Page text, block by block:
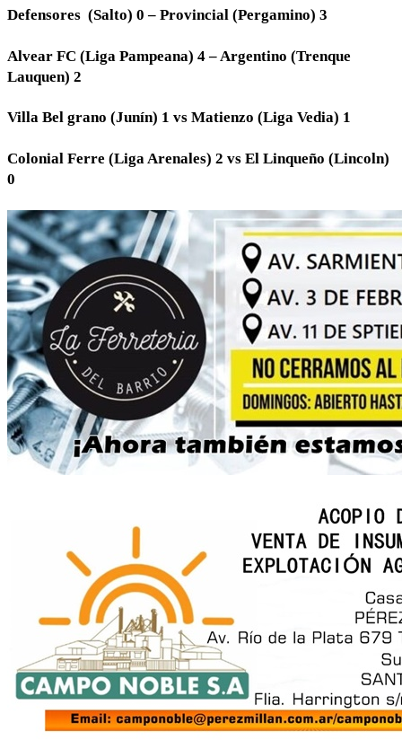
Defensores (Salto) 0 – Provincial (Pergamino) 3
Alvear FC (Liga Pampeana) 4 – Argentino (Trenque
Lauquen) 2
Villa Bel grano (Junín) 1 vs Matienzo (Liga Vedia) 1
Colonial Ferre (Liga Arenales) 2 vs El Linqueño (Lincoln)
0